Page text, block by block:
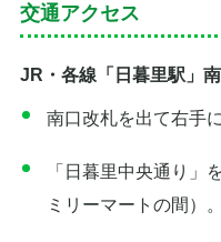
交通アクセス
JR・各線「日暮里駅」南
南口改札を出て右手
「日暮里中央通り」
ミリーマートの間）。